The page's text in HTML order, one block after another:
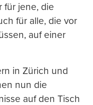
für jene, die
für alle, die vor
auf einer
in Zürich und
nun die
auf den Tisch